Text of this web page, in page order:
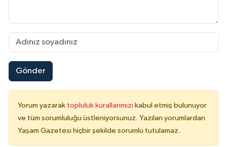
Gönder
Yorum yazarak topluluk kurallarımızı kabul etmiş bulunuyor
ve tüm sorumluluğu üstleniyorsunuz. Yazılan yorumlardan
Yaşam Gazetesi hiçbir şekilde sorumlu tutulamaz.